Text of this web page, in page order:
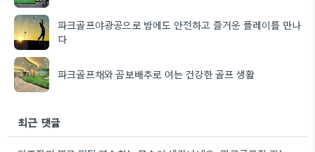
파크골프야광공으로 밤에도 안전하고 즐거운 플레이를 만나
다
파크골프채와 곰보배추로 여는 건강한 골프 생활
최근 댓글